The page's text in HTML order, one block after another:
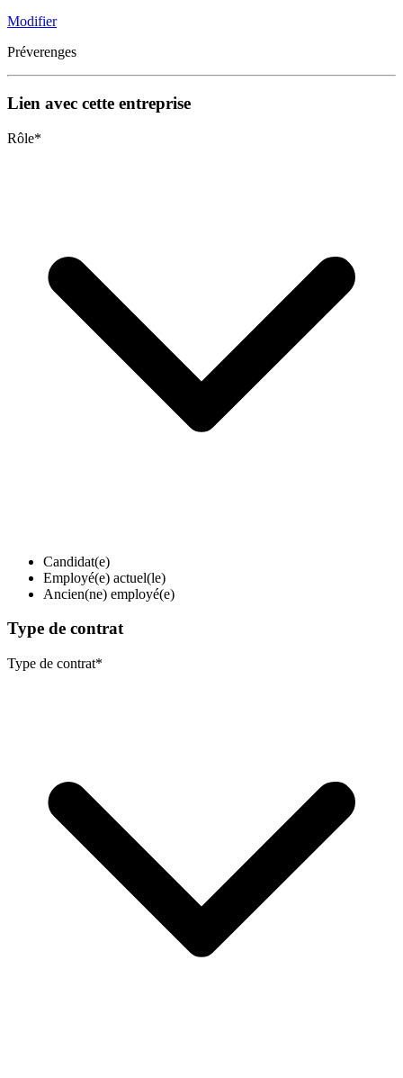
Modifier
Préverenges
Lien avec cette entreprise
Rôle*
Candidat(e)
Employé(e) actuel(le)
Ancien(ne) employé(e)
Type de contrat
Type de contrat*